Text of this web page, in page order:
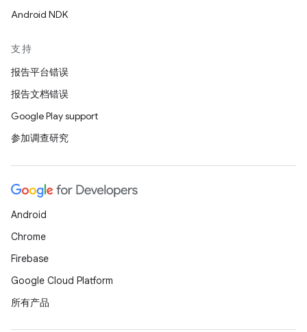
Android NDK
支持
报告平台错误
报告文档错误
Google Play support
参加调查研究
Android
Chrome
Firebase
Google Cloud Platform
所有产品